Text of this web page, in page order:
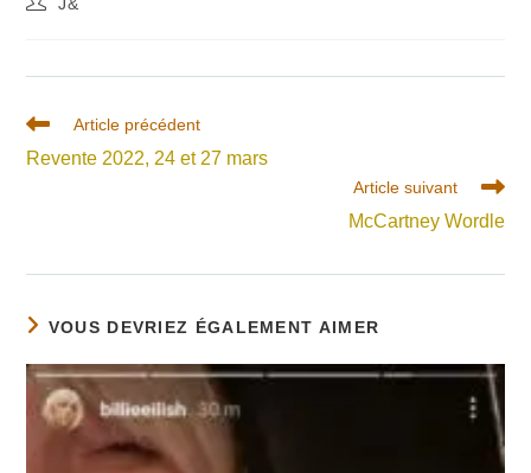
Read
articles
Article précédent
Revente 2022, 24 et 27 mars
Article suivant
McCartney Wordle
VOUS DEVRIEZ ÉGALEMENT AIMER